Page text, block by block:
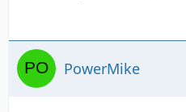
PowerMike